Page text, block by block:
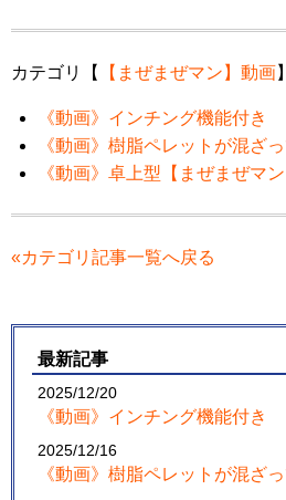
カテゴリ【 【まぜまぜマン】動画
《動画》インチング機能付き
《動画》樹脂ペレットが混ざ
《動画》卓上型【まぜまぜマ
«カテゴリ記事一覧へ戻る
最新記事
2025/12/20
《動画》インチング機能付き
2025/12/16
《動画》樹脂ペレットが混ざ